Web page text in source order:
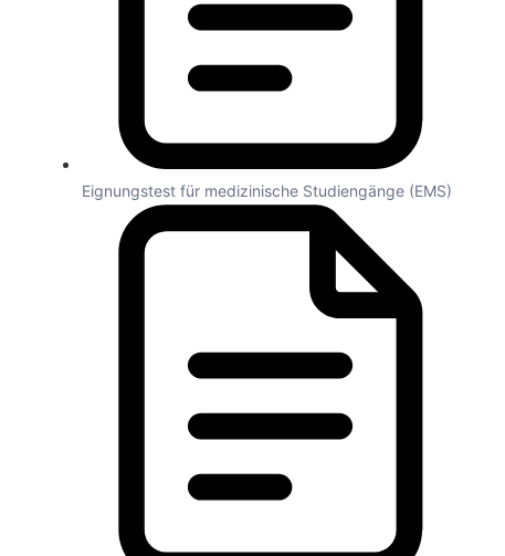
Eignungstest für medizinische Studiengänge (EMS)